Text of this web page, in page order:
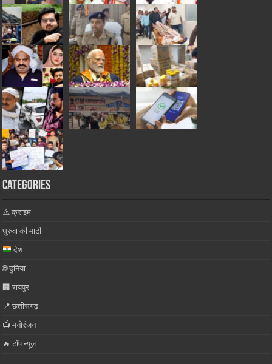
Categories
⚠️ क्राइम
घुरुवा की माटी
देश
🌐 दुनिया
🏢 रायपुर
📍 छत्तीसगढ़
📺 मनोरंजन
🔥 टॉप न्यूज़